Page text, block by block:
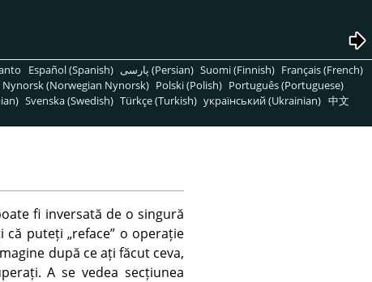
Español (Spanish) پارسی (Persian) Suomi (Finnish) Français (French)
Nynorsk (Norwegian Nynorsk) Polski (Polish) Português (Portuguese)
Svenska (Swedish) Türkçe (Turkish) український (Ukrainian) 中文
fi inversată de o singură
că puteți„reface” o operație
după ce ați făcut ceva,
A se vedea secțiunea